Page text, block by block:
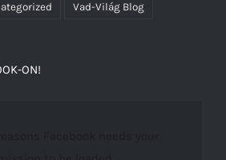
Vad-Világ Blog
ON!